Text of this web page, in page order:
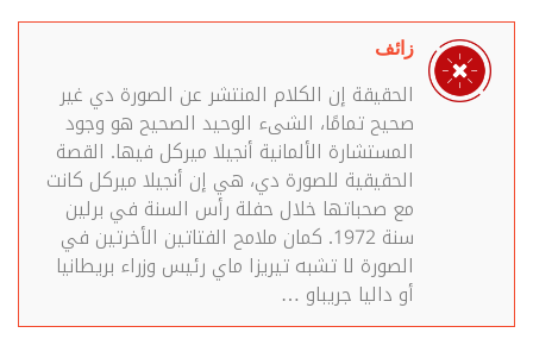
زائف
الحقيقة إن الكلام المنتشر عن الصورة دي غير
صحيح تمامًا، الشىء الوحيد الصحيح هو وجود
المستشارة الألمانية أنجيلا ميركل فيها. القصة
الحقيقية للصورة دي، هي إن أنجيلا ميركل كانت
مع صحباتها خلال حفلة رأس السنة في برلين
سنة 1972. كمان ملامح الفتاتين الأخرتين في
الصورة لا تشبه تيريزا ماي رئيس وزراء بريطانيا
أو داليا جريباو …